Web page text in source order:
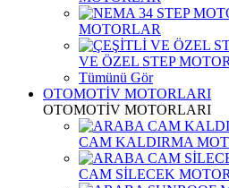
MOTORLAR
VE ÖZEL STEP
Tümünü Gör
OTOMOTİV MOTORLARI
OTOMOTİV MOTORLARI
CAM KALDIRMA
CAM SİLECEK